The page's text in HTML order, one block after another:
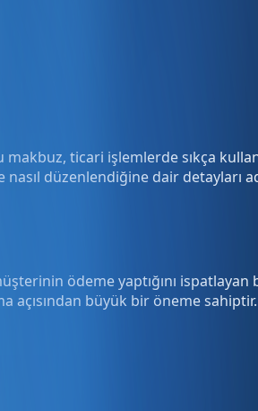
makbuz, ticari işlemlerde sıkça
düzenlendiğine dair detayları
ödeme yaptığını ispatlayan
açısından büyük bir öneme sahiptir.